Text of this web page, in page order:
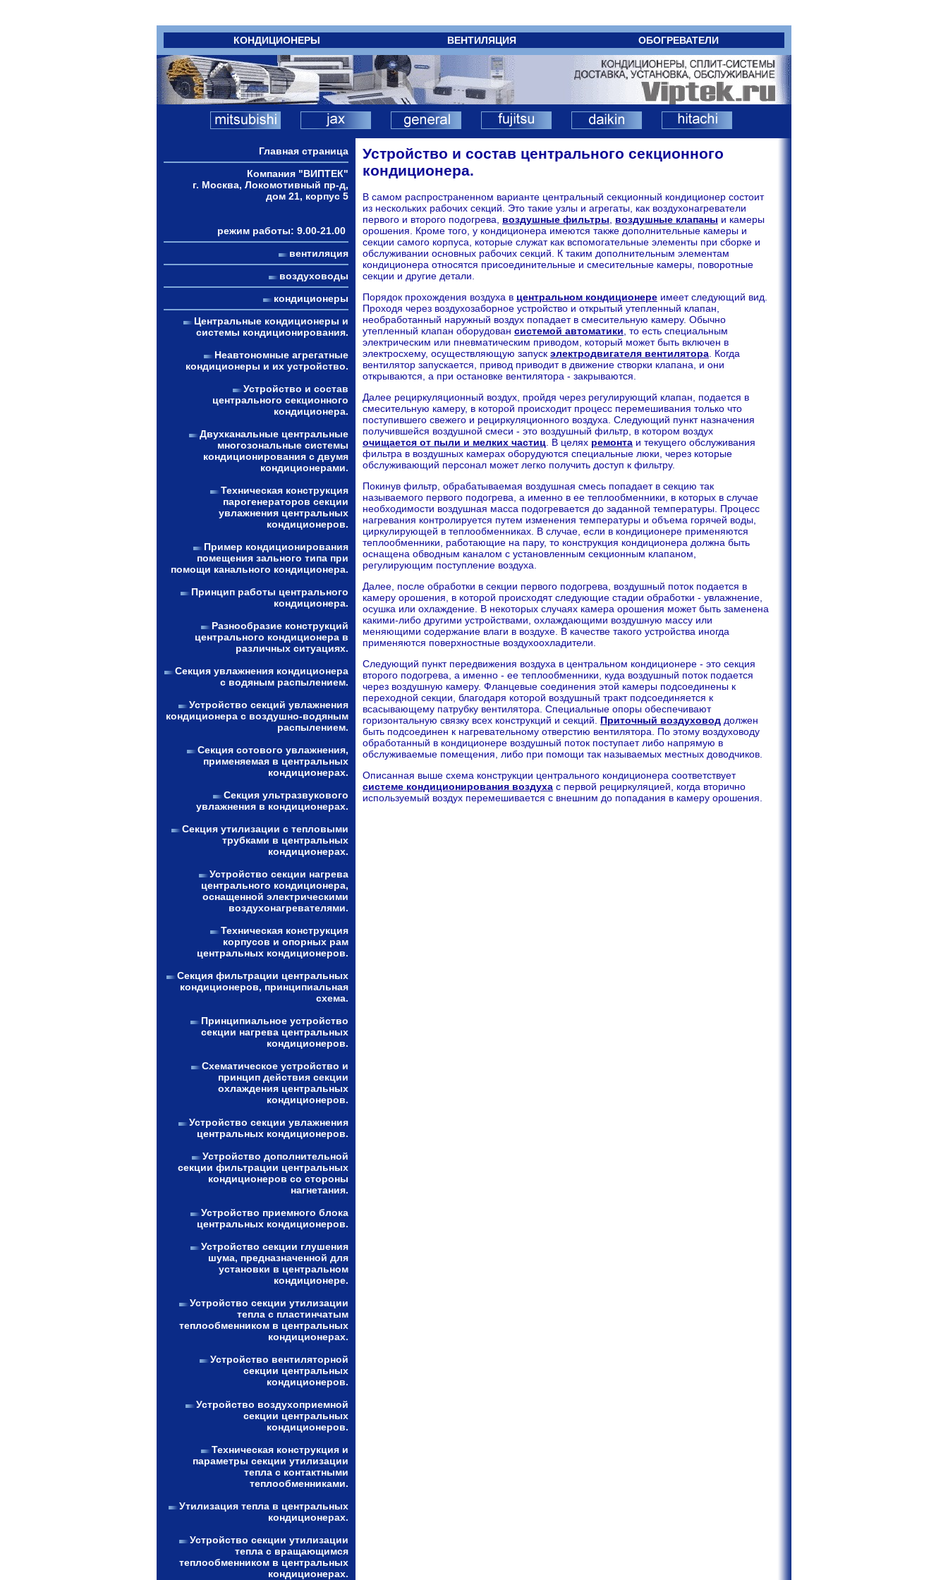
КОНДИЦИОНЕРЫ ВЕНТИЛЯЦИЯ ОБОГРЕВАТЕЛИ
Главная страница
Компания "ВИПТЕК"
г. Москва, Локомотивный пр-д,
дом 21, корпус 5
режим работы: 9.00-21.00
вентиляция
воздуховоды
кондиционеры
Центральные кондиционеры и
системы кондиционирования.
Неавтономные агрегатные
кондиционеры и их устройство.
Устройство и состав
центрального секционного
кондиционера.
Двухканальные центральные
многозональные системы
кондиционирования с двумя
кондиционерами.
Техническая конструкция
парогенераторов секции
увлажнения центральных
кондиционеров.
Пример кондиционирования
помещения зального типа при
помощи канального кондиционера.
Принцип работы центрального
кондиционера.
Разнообразие конструкций
центрального кондиционера в
различных ситуациях.
Секция увлажнения кондиционера
с водяным распылением.
Устройство секций увлажнения
кондиционера с воздушно-водяным
распылением.
Секция сотового увлажнения,
применяемая в центральных
кондиционерах.
Секция ультразвукового
увлажнения в кондиционерах.
Секция утилизации с тепловыми
трубками в центральных
кондиционерах.
Устройство секции нагрева
центрального кондиционера,
оснащенной электрическими
воздухонагревателями.
Техническая конструкция
корпусов и опорных рам
центральных кондиционеров.
Секция фильтрации центральных
кондиционеров, принципиальная
схема.
Принципиальное устройство
секции нагрева центральных
кондиционеров.
Схематическое устройство и
принцип действия секции
охлаждения центральных
кондиционеров.
Устройство секции увлажнения
центральных кондиционеров.
Устройство дополнительной
секции фильтрации центральных
кондиционеров со стороны
нагнетания.
Устройство приемного блока
центральных кондиционеров.
Устройство секции глушения
шума, предназначенной для
установки в центральном
кондиционере.
Устройство секции утилизации
тепла с пластинчатым
теплообменником в центральных
кондиционерах.
Устройство вентиляторной
секции центральных
кондиционеров.
Устройство воздухоприемной
секции центральных
кондиционеров.
Техническая конструкция и
параметры секции утилизации
тепла с контактными
теплообменниками.
Утилизация тепла в центральных
кондиционерах.
Устройство секции утилизации
тепла с вращающимся
теплообменником в центральных
кондиционерах.
Устройство и состав центрального секционного
кондиционера.
В самом распространенном варианте центральный секционный кондиционер состоит
из нескольких рабочих секций. Это такие узлы и агрегаты, как воздухонагреватели
первого и второго подогрева, воздушные фильтры, воздушные клапаны и камеры
орошения. Кроме того, у кондиционера имеются также дополнительные камеры и
секции самого корпуса, которые служат как вспомогательные элементы при сборке и
обслуживании основных рабочих секций. К таким дополнительным элементам
кондиционера относятся присоединительные и смесительные камеры, поворотные
секции и другие детали.
Порядок прохождения воздуха в центральном кондиционере имеет следующий вид.
Проходя через воздухозаборное устройство и открытый утепленный клапан,
необработанный наружный воздух попадает в смесительную камеру. Обычно
утепленный клапан оборудован системой автоматики, то есть специальным
электрическим или пневматическим приводом, который может быть включен в
электросхему, осуществляющую запуск электродвигателя вентилятора. Когда
вентилятор запускается, привод приводит в движение створки клапана, и они
открываются, а при остановке вентилятора - закрываются.
Далее рециркуляционный воздух, пройдя через регулирующий клапан, подается в
смесительную камеру, в которой происходит процесс перемешивания только что
поступившего свежего и рециркуляционного воздуха. Следующий пункт назначения
получившейся воздушной смеси - это воздушный фильтр, в котором воздух
очищается от пыли и мелких частиц. В целях ремонта и текущего обслуживания
фильтра в воздушных камерах оборудуются специальные люки, через которые
обслуживающий персонал может легко получить доступ к фильтру.
Покинув фильтр, обрабатываемая воздушная смесь попадает в секцию так
называемого первого подогрева, а именно в ее теплообменники, в которых в случае
необходимости воздушная масса подогревается до заданной температуры. Процесс
нагревания контролируется путем изменения температуры и объема горячей воды,
циркулирующей в теплообменниках. В случае, если в кондиционере применяются
теплообменники, работающие на пару, то конструкция кондиционера должна быть
оснащена обводным каналом с установленным секционным клапаном,
регулирующим поступление воздуха.
Далее, после обработки в секции первого подогрева, воздушный поток подается в
камеру орошения, в которой происходят следующие стадии обработки - увлажнение,
осушка или охлаждение. В некоторых случаях камера орошения может быть заменена
какими-либо другими устройствами, охлаждающими воздушную массу или
меняющими содержание влаги в воздухе. В качестве такого устройства иногда
применяются поверхностные воздухоохладители.
Следующий пункт передвижения воздуха в центральном кондиционере - это секция
второго подогрева, а именно - ее теплообменники, куда воздушный поток подается
через воздушную камеру. Фланцевые соединения этой камеры подсоединены к
переходной секции, благодаря которой воздушный тракт подсоединяется к
всасывающему патрубку вентилятора. Специальные опоры обеспечивают
горизонтальную связку всех конструкций и секций. Приточный воздуховод должен
быть подсоединен к нагревательному отверстию вентилятора. По этому воздуховоду
обработанный в кондиционере воздушный поток поступает либо напрямую в
обслуживаемые помещения, либо при помощи так называемых местных доводчиков.
Описанная выше схема конструкции центрального кондиционера соответствует
системе кондиционирования воздуха с первой рециркуляцией, когда вторично
используемый воздух перемешивается с внешним до попадания в камеру орошения.